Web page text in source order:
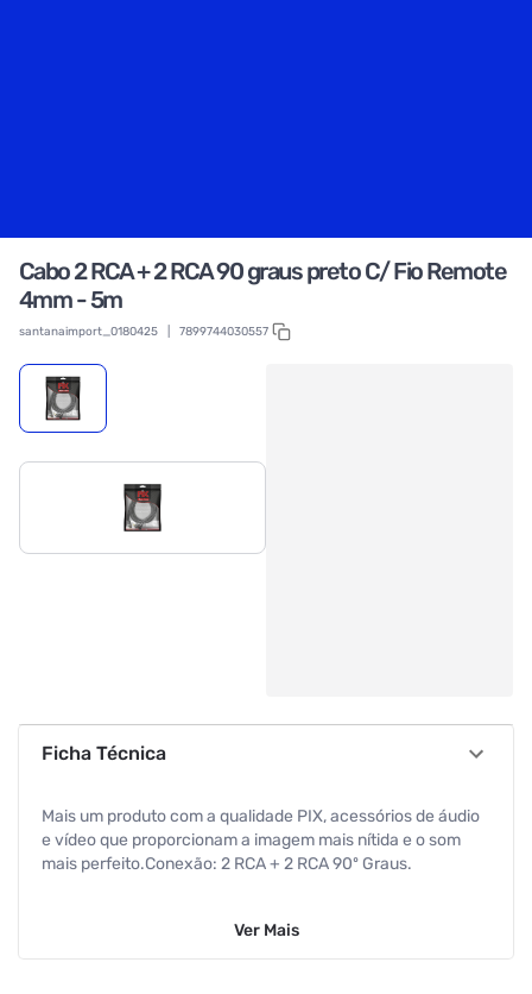
Cabo 2 RCA + 2 RCA 90 graus preto C/ Fio Remote
4mm - 5m
santanaimport_0180425 7899744030557
Ficha Técnica
Mais um produto com a qualidade PIX, acessórios de áudio
e vídeo que proporcionam a imagem mais nítida e o som
mais perfeito.Conexão: 2 RCA + 2 RCA 90º Graus.
Ver Mais